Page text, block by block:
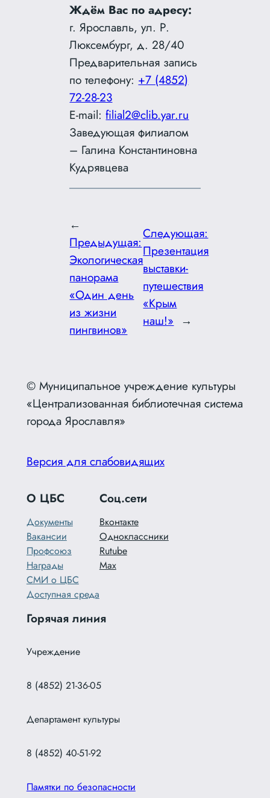
Ждём Вас по адресу:
г. Ярославль, ул. Р.
Люксембург, д. 28/40
Предварительная запись
по телефону: +7 (4852)
72-28-23
E-mail:filial2@clib.yar.ru
Заведующая филиалом
– Галина Константиновна
Кудрявцева
←
Предыдущая:
Экологическая
панорама
«Один день
из жизни
пингвинов»
Следующая:
Презентация
выставки-
путешествия
«Крым
наш!» →
© Муниципальное учреждение культуры
«Централизованная библиотечная система
города Ярославля»
Версия для слабовидящих
О ЦБС
Документы
Вакансии
Профсоюз
Награды
СМИ о ЦБС
Доступная среда
Соц.сети
Вконтакте
Одноклассники
Rutube
Max
Горячая линия
Учреждение
8 (4852) 21-36-05
Департамент культуры
8 (4852) 40-51-92
Памятки по безопасности